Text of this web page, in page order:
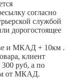
согласно
службой
дорогостоящее
и МКАД + 10км .
клиент
руб, а по
от МКАД.